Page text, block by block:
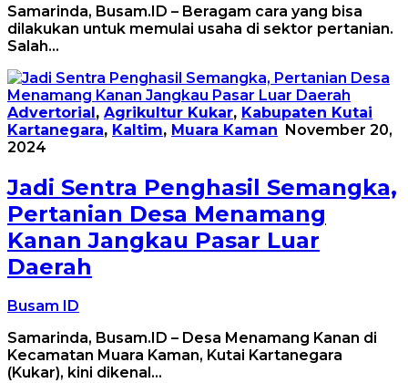
Samarinda, Busam.ID – Beragam cara yang bisa
dilakukan untuk memulai usaha di sektor pertanian.
Salah…
Advertorial, Agrikultur Kukar, Kabupaten Kutai
Kartanegara, Kaltim, Muara Kaman November 20,
2024
Jadi Sentra Penghasil Semangka,
Pertanian Desa Menamang
Kanan Jangkau Pasar Luar
Daerah
Busam ID
Samarinda, Busam.ID – Desa Menamang Kanan di
Kecamatan Muara Kaman, Kutai Kartanegara
(Kukar), kini dikenal…